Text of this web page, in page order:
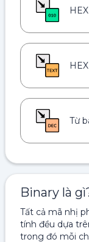
Từ
Binary là
Tất cả mã nhị
tính đều dựa
trong đó mỗi